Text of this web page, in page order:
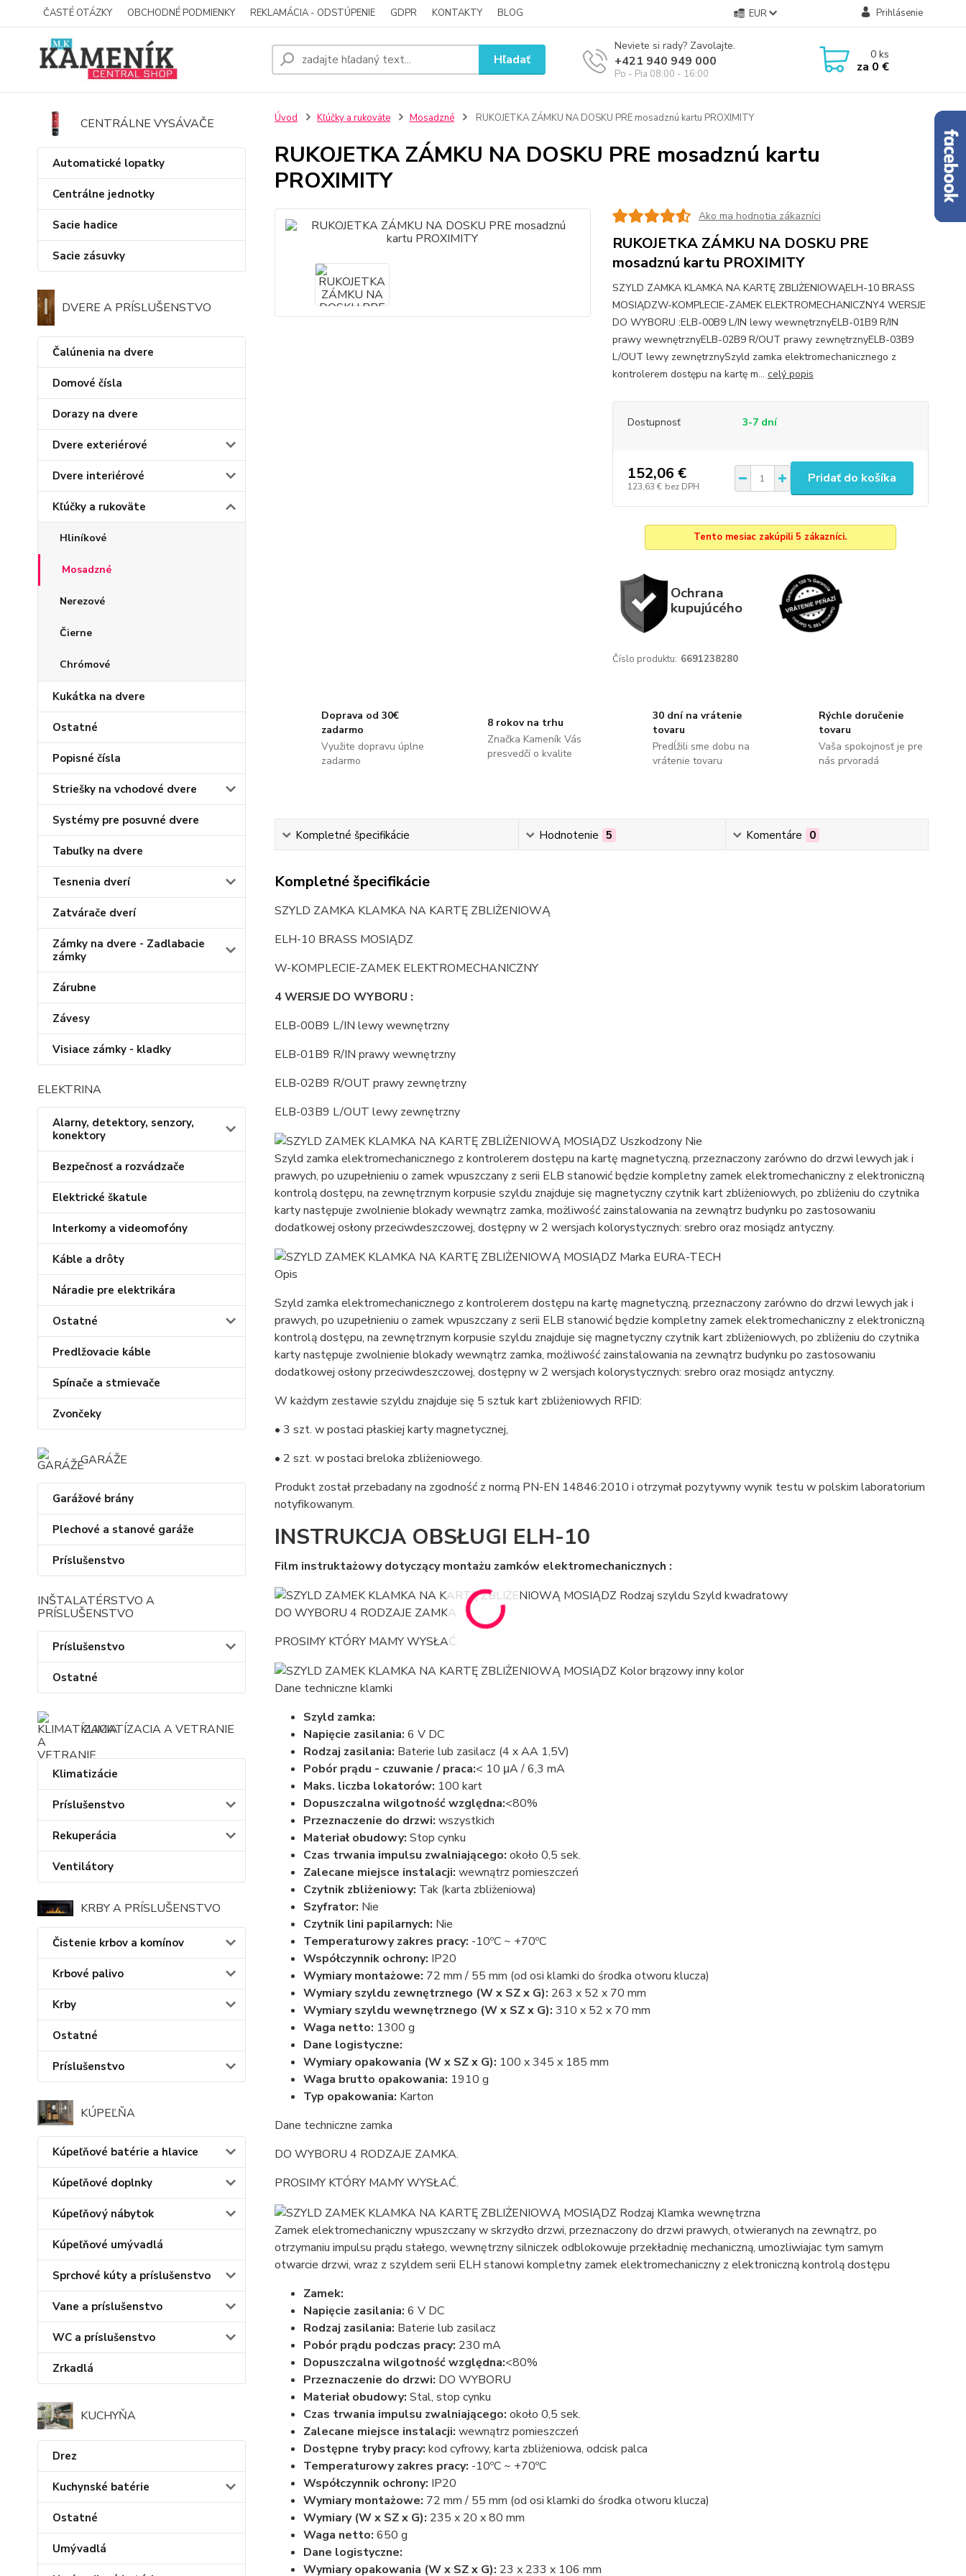
ČASTÉ OTÁZKY OBCHODNÉ PODMIENKY REKLAMÁCIA - ODSTÚPENIE GDPR KONTAKTY BLOG EUR Prihlásenie
Hľadať
Neviete si rady? Zavolajte.
+421 940 949 000
Po - Pia 08:00 - 16:00
0ks
za 0 €
CENTRÁLNE VYSÁVAČE
Automatické lopatky
Centrálne jednotky
Sacie hadice
Sacie zásuvky
DVERE A PRÍSLUŠENSTVO
Čalúnenia na dvere
Domové čísla
Dorazy na dvere
Dvere exteriérové
Dvere interiérové
Kľúčky a rukoväte
Hliníkové
Mosadzné
Nerezové
Čierne
Chrómové
Kukátka na dvere
Ostatné
Popisné čísla
Striešky na vchodové dvere
Systémy pre posuvné dvere
Tabuľky na dvere
Tesnenia dverí
Zatvárače dverí
Zámky na dvere - Zadlabacie
zámky
Zárubne
Závesy
Visiace zámky - kladky
ELEKTRINA
Alarny, detektory, senzory,
konektory
Bezpečnosť a rozvádzače
Elektrické škatule
Interkomy a videomofóny
Káble a drôty
Náradie pre elektrikára
Ostatné
Predlžovacie káble
Spínače a stmievače
Zvončeky
GARÁŽE
Garážové brány
Plechové a stanové garáže
Príslušenstvo
INŠTALATÉRSTVO A
PRÍSLUŠENSTVO
Príslušenstvo
Ostatné
KLIMATÍZACIA A VETRANIE
Klimatizácie
Príslušenstvo
Rekuperácia
Ventilátory
KRBY A PRÍSLUŠENSTVO
Čistenie krbov a komínov
Krbové palivo
Krby
Ostatné
Príslušenstvo
KÚPEĽŇA
Kúpeľňové batérie a hlavice
Kúpeľňové doplnky
Kúpeľňový nábytok
Kúpeľňové umývadlá
Sprchové kúty a príslušenstvo
Vane a príslušenstvo
WC a príslušenstvo
Zrkadlá
KUCHYŇA
Drez
Kuchynské batérie
Ostatné
Umývadlá
Úvod Kľúčky a rukoväte Mosadzné RUKOJETKA ZÁMKU NA DOSKU PRE mosadznú kartu PROXIMITY
RUKOJETKA ZÁMKU NA DOSKU PRE mosadznú kartu
PROXIMITY
Ako ma hodnotia zákazníci
RUKOJETKA ZÁMKU NA DOSKU PRE
mosadznú kartu PROXIMITY
SZYLD ZAMKA KLAMKA NA KARTĘ ZBLIŻENIOWĄELH-10 BRASS
MOSIĄDZW-KOMPLECIE-ZAMEK ELEKTROMECHANICZNY4 WERSJE
DO WYBORU :ELB-00B9 L/IN lewy wewnętrznyELB-01B9 R/IN
prawy wewnętrznyELB-02B9 R/OUT prawy zewnętrznyELB-03B9
L/OUT lewy zewnętrznySzyld zamka elektromechanicznego z
kontrolerem dostępu na kartę m... celý popis
Dostupnosť 3-7 dní
152,06 €
123,63 € bez DPH
Pridať do košíka
Tento mesiac zakúpili 5 zákazníci.
Ochrana
kupujúcého
Číslo produktu: 6691238280
Doprava od 30€
zadarmo
Využite dopravu úplne
zadarmo
8 rokov na trhu
Značka Kameník Vás
presvedčí o kvalite
30 dní na vrátenie
tovaru
Predĺžili sme dobu na
vrátenie tovaru
Rýchle doručenie
tovaru
Vaša spokojnosť je pre
nás prvoradá
Kompletné špecifikácie Hodnotenie 5 Komentáre 0
Kompletné špecifikácie
SZYLD ZAMKA KLAMKA NA KARTĘ ZBLIŻENIOWĄ
ELH-10 BRASS MOSIĄDZ
W-KOMPLECIE-ZAMEK ELEKTROMECHANICZNY
4 WERSJE DO WYBORU :
ELB-00B9 L/IN lewy wewnętrzny
ELB-01B9 R/IN prawy wewnętrzny
ELB-02B9 R/OUT prawy zewnętrzny
ELB-03B9 L/OUT lewy zewnętrzny
Szyld zamka elektromechanicznego z kontrolerem dostępu na kartę magnetyczną, przeznaczony zarówno do drzwi lewych jak i
prawych, po uzupełnieniu o zamek wpuszczany z serii ELB stanowić będzie kompletny zamek elektromechaniczny z elektroniczną
kontrolą dostępu, na zewnętrznym korpusie szyldu znajduje się magnetyczny czytnik kart zbliżeniowych, po zbliżeniu do czytnika
karty następuje zwolnienie blokady wewnątrz zamka, możliwość zainstalowania na zewnątrz budynku po zastosowaniu
dodatkowej osłony przeciwdeszczowej, dostępny w 2 wersjach kolorystycznych: srebro oraz mosiądz antyczny.
Opis
Szyld zamka elektromechanicznego z kontrolerem dostępu na kartę magnetyczną, przeznaczony zarówno do drzwi lewych jak i
prawych, po uzupełnieniu o zamek wpuszczany z serii ELB stanowić będzie kompletny zamek elektromechaniczny z elektroniczną
kontrolą dostępu, na zewnętrznym korpusie szyldu znajduje się magnetyczny czytnik kart zbliżeniowych, po zbliżeniu do czytnika
karty następuje zwolnienie blokady wewnątrz zamka, możliwość zainstalowania na zewnątrz budynku po zastosowaniu
dodatkowej osłony przeciwdeszczowej, dostępny w 2 wersjach kolorystycznych: srebro oraz mosiądz antyczny.
W każdym zestawie szyldu znajduje się 5 sztuk kart zbliżeniowych RFID:
• 3 szt. w postaci płaskiej karty magnetycznej,
• 2 szt. w postaci breloka zbliżeniowego.
Produkt został przebadany na zgodność z normą PN-EN 14846:2010 i otrzymał pozytywny wynik testu w polskim laboratorium
notyfikowanym.
INSTRUKCJA OBSŁUGI ELH-10
Film instruktażowy dotyczący montażu zamków elektromechanicznych :
DO WYBORU 4 RODZAJE ZAMKA.
PROSIMY KTÓRY MAMY WYSŁAĆ.
Dane techniczne klamki
Szyld zamka:
Napięcie zasilania: 6 V DC
Rodzaj zasilania: Baterie lub zasilacz (4 x AA 1,5V)
Pobór prądu - czuwanie / praca:< 10 μA / 6,3 mA
Maks. liczba lokatorów: 100 kart
Dopuszczalna wilgotność względna:<80%
Przeznaczenie do drzwi: wszystkich
Materiał obudowy: Stop cynku
Czas trwania impulsu zwalniającego: około 0,5 sek.
Zalecane miejsce instalacji: wewnątrz pomieszczeń
Czytnik zbliżeniowy: Tak (karta zbliżeniowa)
Szyfrator: Nie
Czytnik lini papilarnych: Nie
Temperaturowy zakres pracy: -10ºC ~ +70ºC
Współczynnik ochrony: IP20
Wymiary montażowe: 72 mm / 55 mm (od osi klamki do środka otworu klucza)
Wymiary szyldu zewnętrznego (W x SZ x G): 263 x 52 x 70 mm
Wymiary szyldu wewnętrznego (W x SZ x G): 310 x 52 x 70 mm
Waga netto: 1300 g
Dane logistyczne:
Wymiary opakowania (W x SZ x G): 100 x 345 x 185 mm
Waga brutto opakowania: 1910 g
Typ opakowania: Karton
Dane techniczne zamka
DO WYBORU 4 RODZAJE ZAMKA.
PROSIMY KTÓRY MAMY WYSŁAĆ.
Zamek elektromechaniczny wpuszczany w skrzydło drzwi, przeznaczony do drzwi prawych, otwieranych na zewnątrz, po
otrzymaniu impulsu prądu stałego, wewnętrzny silniczek odblokowuje przekładnię mechaniczną, umozliwiajac tym samym
otwarcie drzwi, wraz z szyldem serii ELH stanowi kompletny zamek elektromechaniczny z elektroniczną kontrolą dostępu
Zamek:
Napięcie zasilania: 6 V DC
Rodzaj zasilania: Baterie lub zasilacz
Pobór prądu podczas pracy: 230 mA
Dopuszczalna wilgotność względna:<80%
Przeznaczenie do drzwi: DO WYBORU
Materiał obudowy: Stal, stop cynku
Czas trwania impulsu zwalniającego: około 0,5 sek.
Zalecane miejsce instalacji: wewnątrz pomieszczeń
Dostępne tryby pracy: kod cyfrowy, karta zbliżeniowa, odcisk palca
Temperaturowy zakres pracy: -10ºC ~ +70ºC
Współczynnik ochrony: IP20
Wymiary montażowe: 72 mm / 55 mm (od osi klamki do środka otworu klucza)
Wymiary (W x SZ x G): 235 x 20 x 80 mm
Waga netto: 650 g
Dane logistyczne:
Wymiary opakowania (W x SZ x G): 23 x 233 x 106 mm